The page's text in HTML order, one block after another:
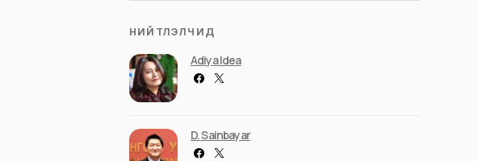
НИЙТЛЭЛЧИД
Adiya Idea
D. Sainbayar